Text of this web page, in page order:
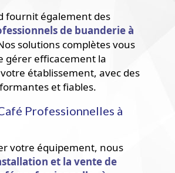
fournit également des
de buanderie à
solutions complètes vous
gérer efficacement la
établissement, avec des
et fiables.
Professionnelles à
votre équipement, nous
et la vente de